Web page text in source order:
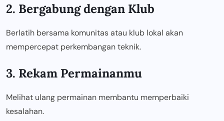
2. Bergabung dengan Klub
Berlatih bersama komunitas atau klub lokal akan
mempercepat perkembangan teknik.
3. Rekam Permainanmu
Melihat ulang permainan membantu memperbaiki
kesalahan.